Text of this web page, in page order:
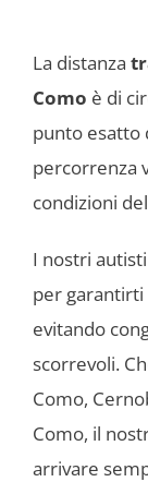
La distanza
Como è di
punto esatto
percorrenza
condizioni
I nostri
per garantirti
evitando
scorrevoli.
Como,
Como, il
arrivare